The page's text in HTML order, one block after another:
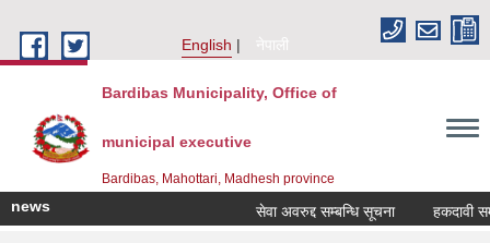
English
नेपाली
Bardibas Municipality, Office of
municipal executive
Bardibas, Mahottari, Madhesh province
news सेवा अवरुद्द सम्बन्धि सूचना हकदावी